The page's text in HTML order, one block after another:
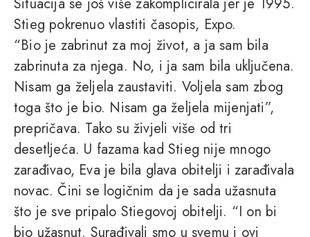
Stieg pokrenuo vlastiti časopis, Expo.
“Bio je zabrinut za moj život, a ja sam bila
zabrinuta za njega. No, i ja sam bila uključena.
Nisam ga željela zaustaviti. Voljela sam zbog
toga što je bio. Nisam ga željela mijenjati”,
prepričava. Tako su živjeli više od tri
desetljeća. U fazama kad Stieg nije mnogo
zarađivao, Eva je bila glava obitelji i zarađivala
novac. Čini se logičnim da je sada užasnuta
što je sve pripalo Stiegovoj obitelji. “I on bi
bio užasnut. Surađivali smo u svemu i ovi